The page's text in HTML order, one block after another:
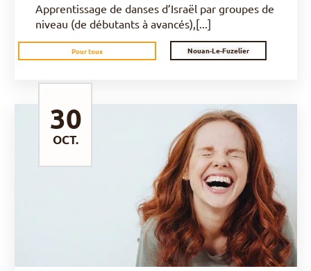
Apprentissage de danses d’Israël par groupes de
niveau (de débutants à avancés),[...]
Pour tous Nouan-Le-Fuzelier
OCT.
DÉCOUVRIR
30